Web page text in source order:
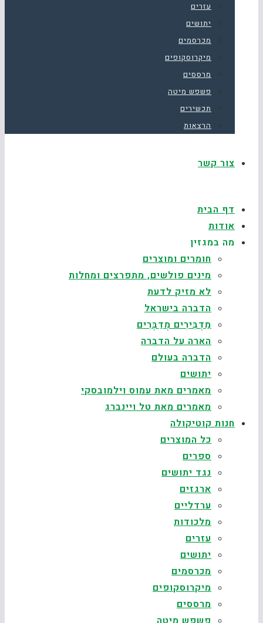
עזרים
יתושים
מכרסמים
מיקרוסקופים
מרססים
פשפש מיטה
תכשירים
הרצאות
צור קשר
דף הבית
אודות
מה במגזין
חומרים ומוצרים
מינים פולשים, מתפרצים ומחלות
לא מזיק לדעת
הדברה בישראל
מַדְבִּירִים מְדַבְּרִים
הארה על הדברה
הדברה בעולם
יתושים
מאמרים מאת עמוס וילמובסקי
מאמרים מאת טל ויינברג
חנות קוטיקולה
כל המוצרים
ספרים
נגד יתושים
ארגזים
ערדליים
מלכודות
עזרים
יתושים
מכרסמים
מיקרוסקופים
מרססים